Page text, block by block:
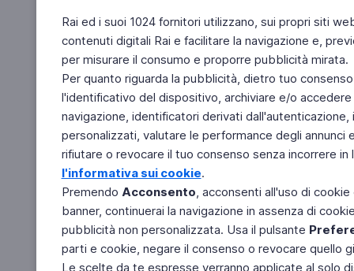
Rai ed i suoi 1024 fornitori utilizzano, sui propri siti
contenuti digitali Rai e facilitare la navigazione e,
per misurare il consumo e proporre pubblicità mirata.
Per quanto riguarda la pubblicità, dietro tuo
l'identificativo del dispositivo, archiviare e/o
navigazione, identificatori derivati
personalizzati, valutare le performance degli
rifiutare o revocare il tuo consenso senza incorrere
l'informativa sui cookie.
Premendo Acconsento, acconsenti all'uso di
banner, continuerai la navigazione in assenza di
pubblicità non personalizzata. Usa il pulsante
parti e cookie, negare il consenso o revocare quello
Le scelte da te espresse verranno applicate al solo